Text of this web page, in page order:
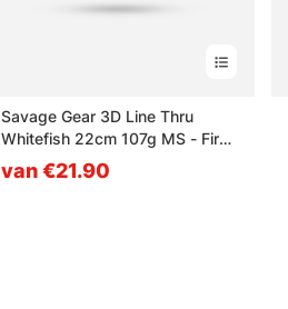
Savage Gear 3D Line Thru
Whitefish 22cm 107g MS - Fire
Whitefish
van €21.90